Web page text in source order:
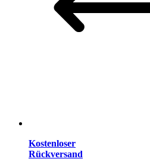
Kostenloser
Rückversand